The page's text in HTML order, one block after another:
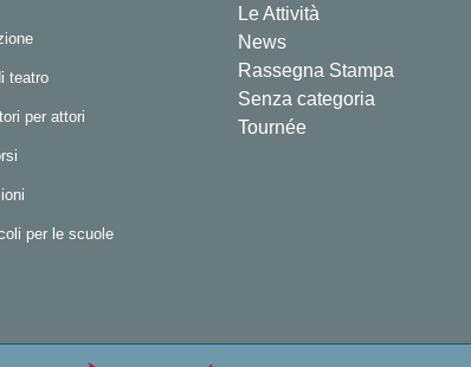
teatro
per attori
per le scuole
Le Attività
News
Rassegna Stampa
Senza categoria
Tournée